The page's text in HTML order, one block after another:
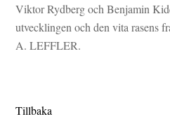
Viktor Rydberg och Benjamin
utvecklingen och den vita rasens
A. LEFFLER.
Tillbaka